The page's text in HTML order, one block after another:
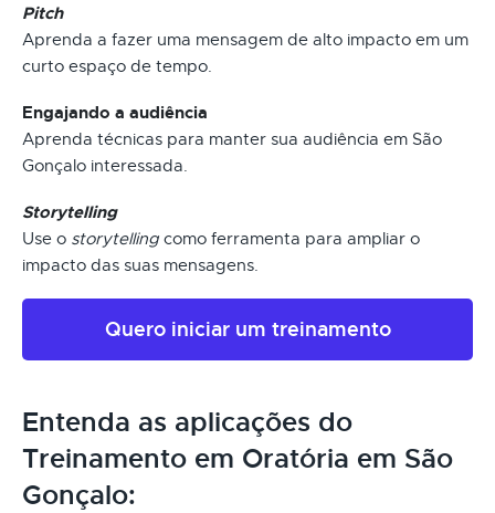
Pitch
Aprenda a fazer uma mensagem de alto impacto em um
curto espaço de tempo.
Engajando a audiência
Aprenda técnicas para manter sua audiência em São
Gonçalo interessada.
Storytelling
Use o storytelling como ferramenta para ampliar o
impacto das suas mensagens.
Quero iniciar um treinamento
Entenda as aplicações do
Treinamento em Oratória em São
Gonçalo: